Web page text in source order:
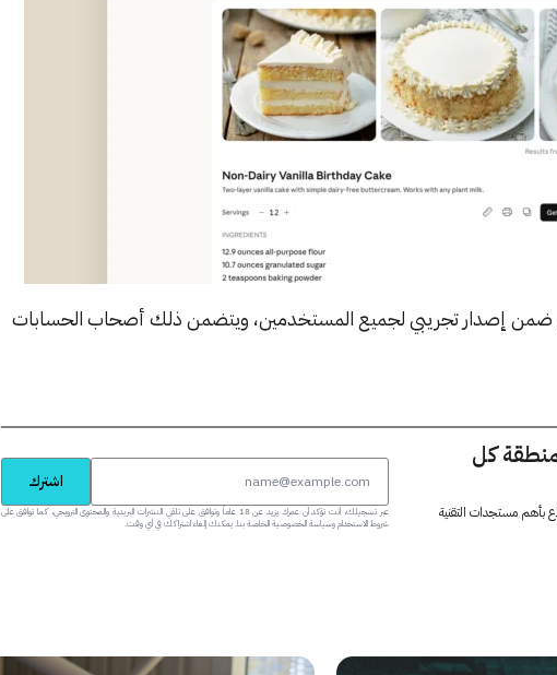
ضمن إصدار تجريبي لجميع المستخدمين، ويتضمن ذلك أصحاب الحسابات
كل
بأهم مستجدات التقنية
اشترك
عبر تسجيلك، أنت تؤكد أن عمرك يزيد عن 18 عاماً وتوافق على تلقي النشرات البريدية والمحتوى الترويجي، كما توافق على
شروط الاستخدام وسياسة الخصوصية الخاصة بنا. يمكنك إلغاء اشتراكك في أي وقت.